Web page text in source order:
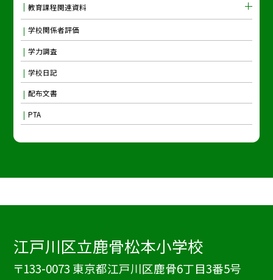
教育課程関連資料
学校関係者評価
学力調査
学校日記
配布文書
PTA
江戸川区立鹿骨松本小学校
〒133-0073 東京都江戸川区鹿骨6丁目3番5号